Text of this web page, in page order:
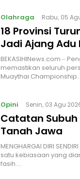
Olahraga Rabu, 05
18 Provinsi
Jadi Ajang Adu
‎BEKASIHINews.com –
memastikan seluruh
Muaythai
Opini Senin, 03 Agu
Catatan
Tanah Jawa
MENGHARGAI DIRI
satu kebiasaan yang
fasih…